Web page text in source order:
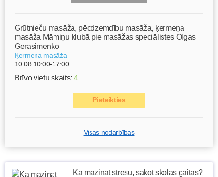
Grūtnieču masāža, pēcdzemdību masāža, ķermeņa
masāža Māmiņu klubā pie masāžas speciālistes Olgas
Gerasimenko
Ķermeņa masāža
10.08 10:00-17:00
Brīvo vietu skaits: 4
Pieteikties
Visas nodarbības
Kā mazināt stresu, sākot skolas gaitas?